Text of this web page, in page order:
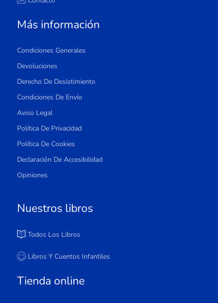
Más información
Condiciones Generales
Devoluciones
Derecho De Desistimiento
Condiciones De Envío
Aviso Legal
Política De Privacidad
Política De Cookies
Declaración De Accesibilidad
Opiniones
Nuestros libros
Todos Los Libros
Libros Y Cuentos Infantiles
Tienda online